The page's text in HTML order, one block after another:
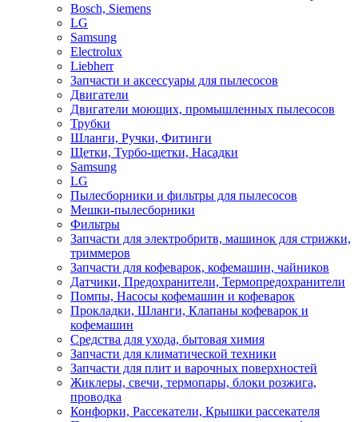
Bosch, Siemens
LG
Samsung
Electrolux
Liebherr
Запчасти и аксессуары для пылесосов
Двигатели
Двигатели моющих, промышленных пылесосов
Трубки
Шланги, Ручки, Фитинги
Щетки, Турбо-щетки, Насадки
Samsung
LG
Пылесборники и фильтры для пылесосов
Мешки-пылесборники
Фильтры
Запчасти для электробритв, машинок для стрижки,
триммеров
Запчасти для кофеварок, кофемашин, чайников
Датчики, Предохранители, Термопредохранители
Помпы, Насосы кофемашин и кофеварок
Прокладки, Шланги, Клапаны кофеварок и
кофемашин
Средства для ухода, бытовая химия
Запчасти для климатической техники
Запчасти для плит и варочных поверхностей
Жиклеры, свечи, термопары, блоки розжига,
проводка
Конфорки, Рассекатели, Крышки рассекателя